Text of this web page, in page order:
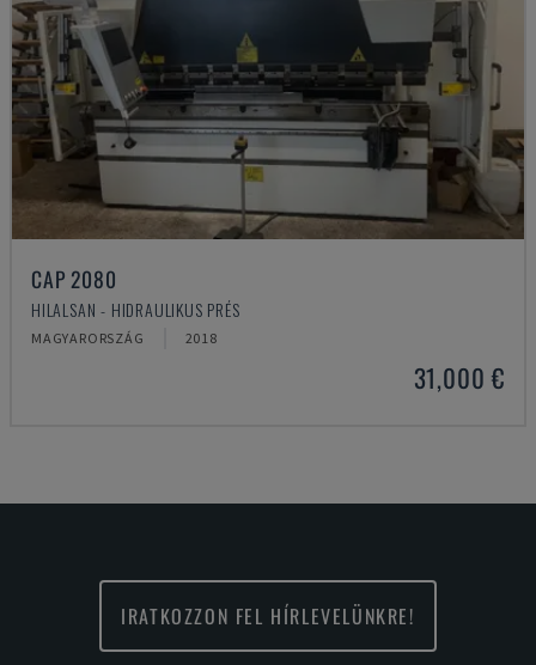
CAP 2080
HILALSAN - HIDRAULIKUS PRÉS
MAGYARORSZÁG 2018
31,000 €
IRATKOZZON FEL HÍRLEVELÜNKRE!